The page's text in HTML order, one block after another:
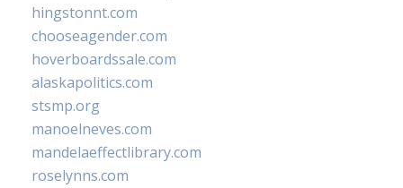
hingstonnt.com
chooseagender.com
hoverboardssale.com
alaskapolitics.com
stsmp.org
manoelneves.com
mandelaeffectlibrary.com
roselynns.com